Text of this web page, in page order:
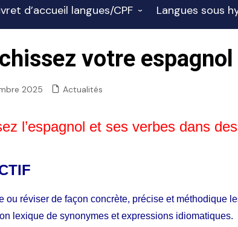
d’accueil langues/CPF
professionnel B1-B2
éligible CPF –
TOEIC
éligible CPF
Langues sous
Italien sous
hypnose
votre
2025 Actualités
l’espagnol et ses verbes dans
ou réviser de façon concrète, précise et méthodique
lexique de synonymes et expressions idiomatiques.